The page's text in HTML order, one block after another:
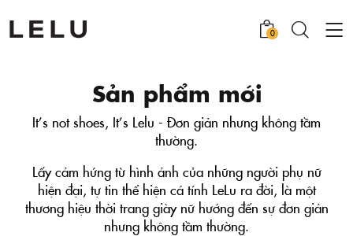
0
Sản phẩm mới
It’s not shoes, It’s Lelu - Đơn giản nhưng không tầm
thường.
Lấy cảm hứng từ hình ảnh của những người phụ nữ
hiện đại, tự tin thể hiện cá tính LeLu ra đời, là một
thương hiệu thời trang giày nữ hướng đến sự đơn giản
nhưng không tầm thường.